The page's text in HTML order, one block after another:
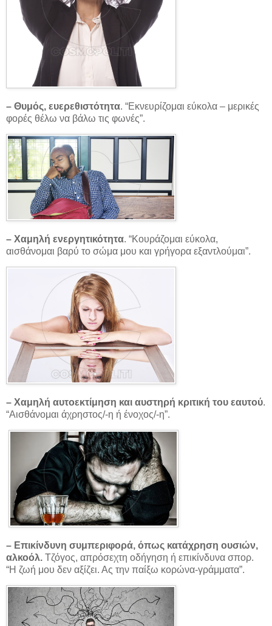
– Θυμός, ευερεθιστότητα. “Εκνευρίζομαι εύκολα – μερικές
φορές θέλω να βάλω τις φωνές”.
– Χαμηλή ενεργητικότητα. “Κουράζομαι εύκολα,
αισθάνομαι βαρύ το σώμα μου και γρήγορα εξαντλούμαι”.
– Χαμηλή αυτοεκτίμηση και αυστηρή κριτική του εαυτού.
“Αισθάνομαι άχρηστος/-η ή ένοχος/-η”.
– Επικίνδυνη συμπεριφορά, όπως κατάχρηση ουσιών,
αλκοόλ. Τζόγος, απρόσεχτη οδήγηση ή επικίνδυνα σπορ.
“Η ζωή μου δεν αξίζει. Ας την παίξω κορώνα-γράμματα”.